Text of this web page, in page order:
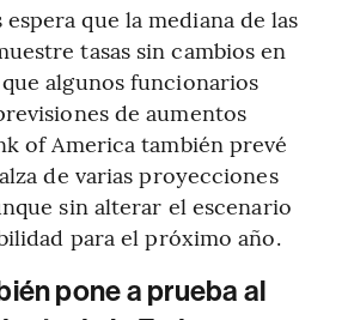
que la mediana de las
tasas sin cambios en
algunos funcionarios
de aumentos
of America también prevé
de varias proyecciones
sin alterar el escenario
para el próximo año.
pone a prueba al